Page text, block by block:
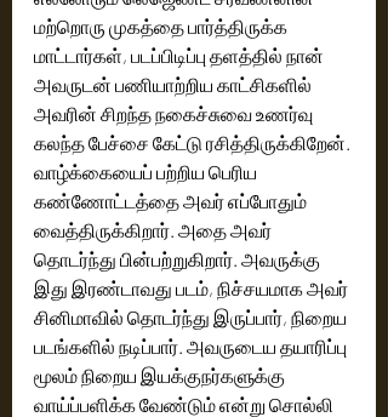
மற்றொரு முகத்தை பார்த்திருக்க
மாட்டார்கள், படப்பிடிப்பு தளத்தில் நான்
அவருடன் பணியாற்றிய காட்சிகளில்
அவரின் சிறந்த நகைச்சுவை உணர்வு
கலந்த பேச்சை கேட்டு ரசித்திருக்கிறேன்.‌
வாழ்க்கையைப் பற்றிய பெரிய
கண்ணோட்டத்தை அவர் எப்போதும்
வைத்திருக்கிறார். அதை அவர்
தொடர்ந்து பின்பற்றுகிறார். அவருக்கு
இது இரண்டாவது படம், நிச்சயமாக அவர்
சினிமாவில் தொடர்ந்து இருப்பார், நிறைய
படங்களில் நடிப்பார். அவருடைய தயாரிப்பு
மூலம் நிறைய இயக்குநர்களுக்கு
வாய்ப்பளிக்க வேண்டும் என்று சொல்லி